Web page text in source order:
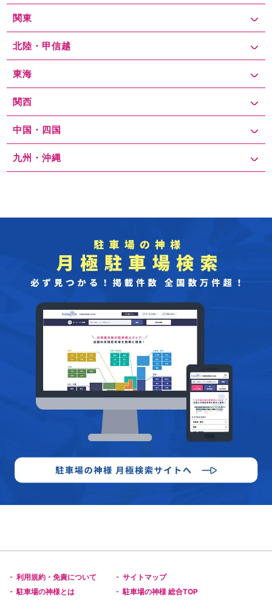
関東
北陸・甲信越
東海
関西
中国・四国
九州・沖縄
- 利用規約・免責について - サイトマップ
- 駐車場の神様とは - 駐車場の神様 総合TOP